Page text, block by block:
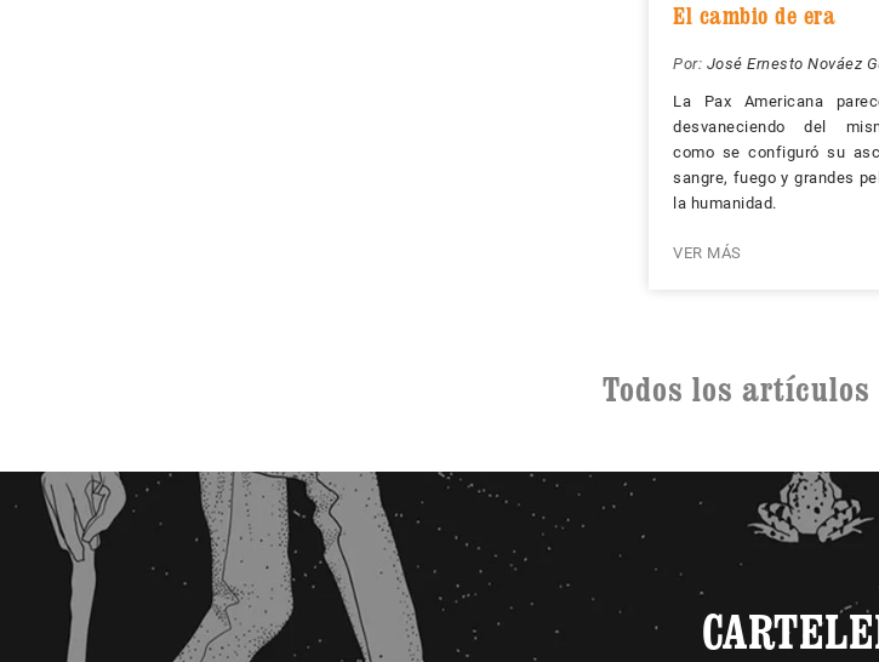
El cambio de era
Por: José Ernesto Nováez
La Pax Americana
desvaneciendo del
como se configuró su
sangre, fuego y grandes
la humanidad.
VER MÁS
Todos los